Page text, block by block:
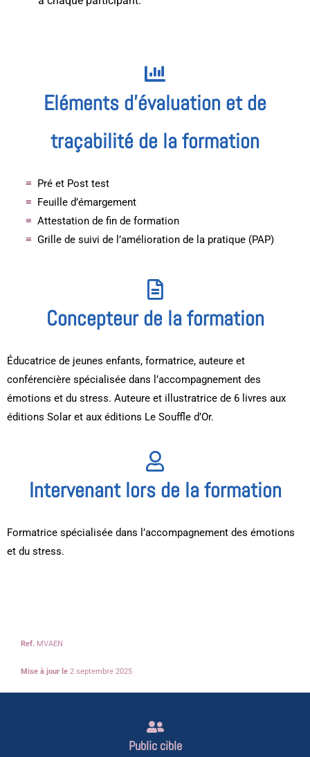
Eléments d'évaluation et de
traçabilité de la formation
Pré et Post test
Feuille d’émargement
Attestation de fin de formation
Grille de suivi de l’amélioration de la pratique (PAP)
Concepteur de la formation
Éducatrice de jeunes enfants, formatrice, auteure et
conférencière spécialisée dans l’accompagnement des
émotions et du stress. Auteure et illustratrice de 6 livres aux
éditions Solar et aux éditions Le Souffle d’Or.
Intervenant lors de la formation
Formatrice spécialisée dans l’accompagnement des émotions
et du stress.
Ref. MVAEN
Mise à jour le 2 septembre 2025
Public cible